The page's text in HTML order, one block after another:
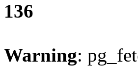
136
Warning: